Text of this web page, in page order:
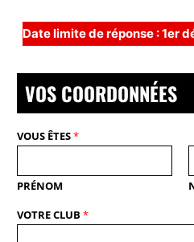
Date limite de réponse : 1er
VOS COORDONNÉES
VOUS ÊTES*
PRÉNOM
VOTRE CLUB *